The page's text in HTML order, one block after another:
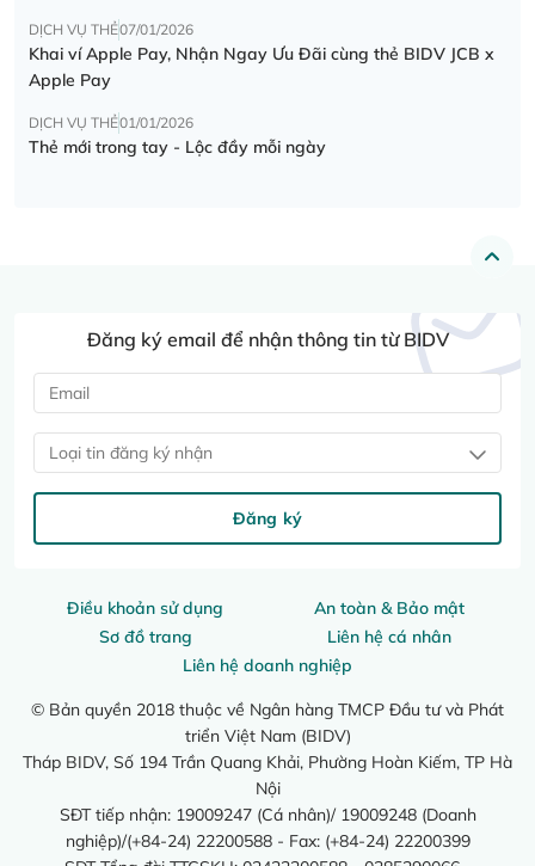
DỊCH VỤ THẺ07/01/2026
Khai ví Apple Pay, Nhận Ngay Ưu Đãi cùng thẻ BIDV JCB x
Apple Pay
DỊCH VỤ THẺ01/01/2026
Thẻ mới trong tay - Lộc đầy mỗi ngày
Điều khoản sử dụng
An toàn & Bảo mật
Sơ đồ trang
Liên hệ cá nhân
Liên hệ doanh nghiệp
© Bản quyền 2018 thuộc về Ngân hàng TMCP Đầu tư và Phát
triển Việt Nam (BIDV)
Tháp BIDV, Số 194 Trần Quang Khải, Phường Hoàn Kiếm, TP Hà
Nội
SĐT tiếp nhận: 19009247 (Cá nhân)/ 19009248 (Doanh
nghiệp)/(+84-24) 22200588 - Fax: (+84-24) 22200399
Đăng ký email để nhận thông tin từ BIDV
Loại tin đăng ký nhận
Đăng ký